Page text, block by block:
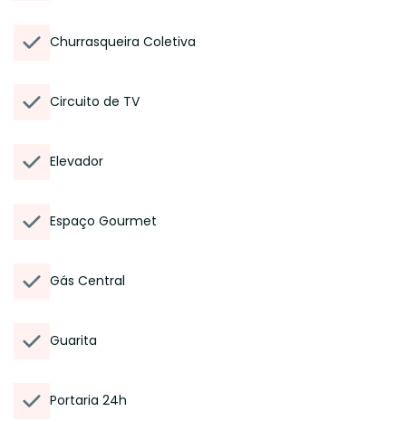
Churrasqueira Coletiva
Circuito de TV
Elevador
Espaço Gourmet
Gás Central
Guarita
Portaria 24h